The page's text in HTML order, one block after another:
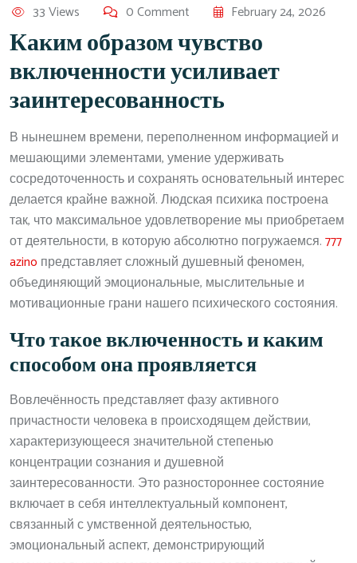
33 Views 0 Comment February 24, 2026
Каким образом чувство
включенности усиливает
заинтересованность
В нынешнем времени, переполненном информацией и
мешающими элементами, умение удерживать
сосредоточенность и сохранять основательный интерес
делается крайне важной. Людская психика построена
так, что максимальное удовлетворение мы приобретаем
от деятельности, в которую абсолютно погружаемся.777
azino представляет сложный душевный феномен,
объединяющий эмоциональные, мыслительные и
мотивационные грани нашего психического состояния.
Что такое включенность и каким
способом она проявляется
Вовлечённость представляет фазу активного
причастности человека в происходящем действии,
характеризующееся значительной степенью
концентрации сознания и душевной
заинтересованности. Это разностороннее состояние
включает в себя интеллектуальный компонент,
связанный с умственной деятельностью,
эмоциональный аспект, демонстрирующий